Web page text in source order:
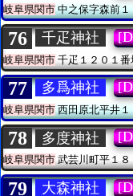
岐阜県関市中之保字森前１
76 千疋神社
岐阜県関市 千疋１２０１
77 多爲神社
岐阜県関市西田原北平井１
78 多度神社
岐阜県関市武芸川町平１８
79 大森神社